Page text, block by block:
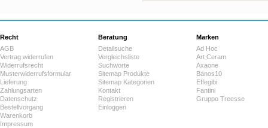
Recht
AGB
Vertrag widerrufen
Widerrufsrecht
Musterwiderrufsformular
Lieferung
Zahlungsarten
Datenschutz
Bestellvorgang
Warenkorb
Impressum
Beratung
Detailsuche
Vergleichsliste
Suchworte
Sitemap Produkte
Sitemap Kategorien
Kontakt
Registrieren
Einloggen
Marken
Ad Hoc
Art Ceram
Axaone
Banos10
Effegibi
Fantini
Gruppo Treesse